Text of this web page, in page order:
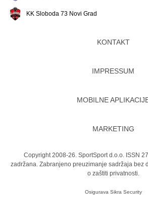
KK Sloboda 73 Novi Grad
KONTAKT
IMPRESSUM
MOBILNE
MARKETING
Copyright 2008-26. SportSport d.o.o. ISSN
zadržana. Zabranjeno preuzimanje sadržaja bez
o zaštiti privatnosti.
Osigurava Sikra Security